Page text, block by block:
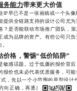
务能力带来更大价值
早已不是一张画稿或一个头像
提供全链路支持的设计公司尤
？是否能联动市场推广团队，
成为品牌的资产。有些公司只
价格，警惕“低价陷阱”
感话题。过于低廉的报价背后
报价也未必代表优质服务，可
，先以一个小范围的原型设
向正确，再逐步推进后续工作